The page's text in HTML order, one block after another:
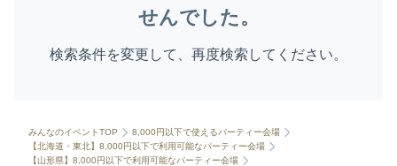
せんでした。
検索条件を変更して、再度検索してください。
みんなのイベントTOP
8,000円以下で使えるパーティー会場
【北海道・東北】8,000円以下で利用可能なパーティー会場
【山形県】8,000円以下で利用可能なパーティー会場